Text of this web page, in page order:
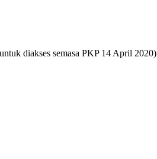
diakses semasa PKP 14 April 2020)